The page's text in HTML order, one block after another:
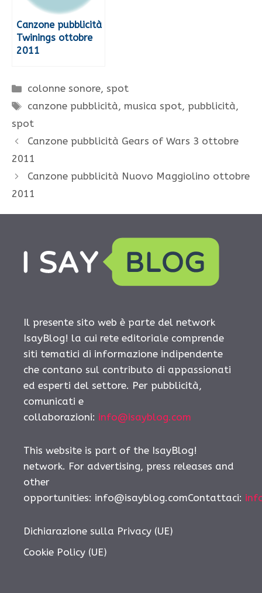
Canzone pubblicità
Twinings ottobre
2011
Categorie
colonne sonore,spot
Tag
canzone pubblicità, musica spot, pubblicità,
spot
Canzone pubblicità Gears of Wars 3 ottobre
2011
Canzone pubblicità Nuovo Maggiolino ottobre
2011
Il presente sito web è parte del network
IsayBlog! la cui rete editoriale comprende
siti tematici di informazione indipendente
che contano sul contributo di appassionati
ed esperti del settore. Per pubblicità,
comunicati e
collaborazioni: info@isayblog.com
This website is part of the IsayBlog!
network. For advertising, press releases and
other
opportunities: info@isayblog.comContattaci:
Dichiarazione sulla Privacy (UE)
Cookie Policy (UE)